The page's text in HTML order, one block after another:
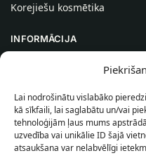
Lai nodrošinātu vislabāko
kā sīkfaili, lai saglabātu un/vai
tehnoloģijām ļaus mums
uzvedība vai unikālie ID šajā
atsaukšana var nelabvēlīgi
Korejiešu kosmētika
INFORMĀCIJA
Palīdzība
INFORMĀCIJA PIRCĒJAM
Piegādes nosacījumi